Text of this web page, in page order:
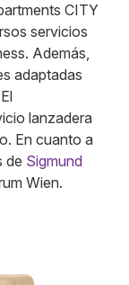
CITY
servicios
Además,
adaptadas
lanzadera
En cuanto a
de Sigmund
Wien.